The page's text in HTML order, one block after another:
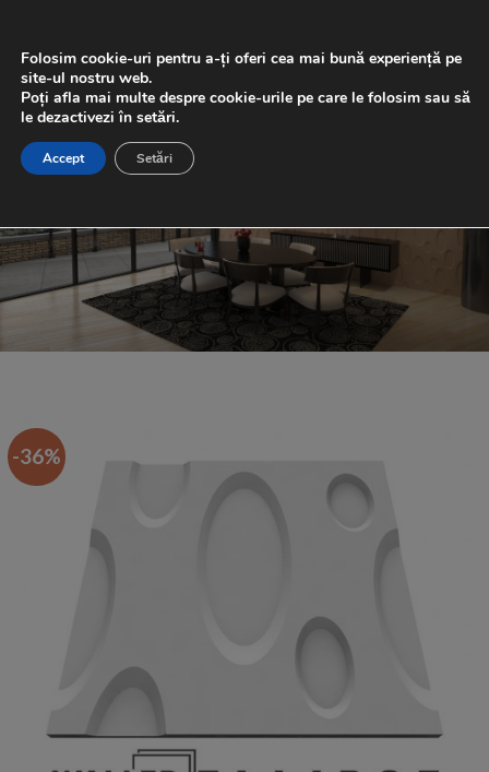
content
-36%
Folosim cookie-uri pentru a-ți oferi cea mai bună experiență pe
site-ul nostru web.
Poți afla mai multe despre cookie-urile pe care le folosim sau să
le dezactivezi în setări.
Accept Setări